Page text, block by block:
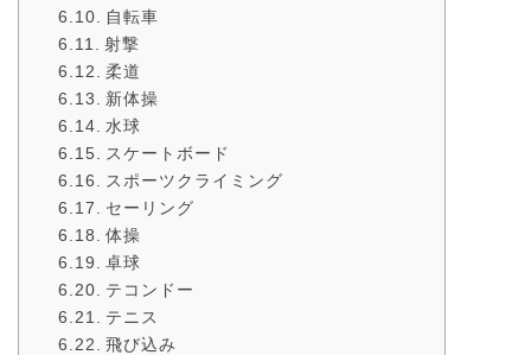
自転車
射撃
柔道
新体操
水球
スケートボード
スポーツクライミング
セーリング
体操
卓球
テコンドー
テニス
飛び込み